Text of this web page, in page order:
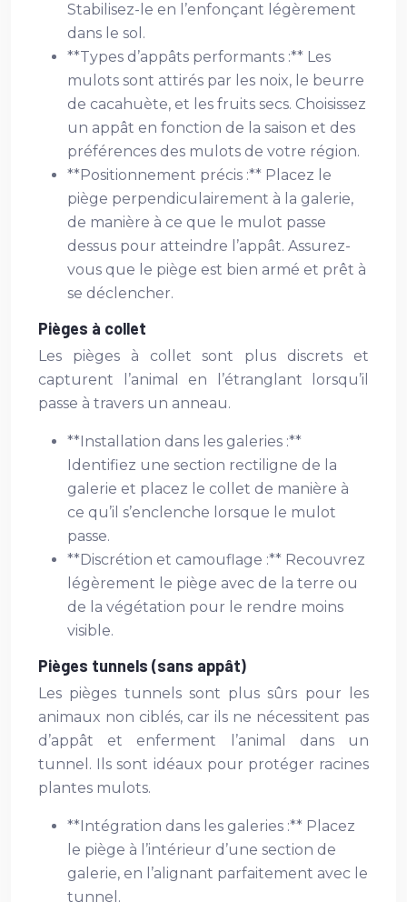
Stabilisez-le en l’enfonçant légèrement
dans le sol.
**Types d’appâts performants :** Les
mulots sont attirés par les noix, le beurre
de cacahuète, et les fruits secs. Choisissez
un appât en fonction de la saison et des
préférences des mulots de votre région.
**Positionnement précis :** Placez le
piège perpendiculairement à la galerie,
de manière à ce que le mulot passe
dessus pour atteindre l’appât. Assurez-
vous que le piège est bien armé et prêt à
se déclencher.
Pièges à collet
Les pièges à collet sont plus discrets et
capturent l’animal en l’étranglant lorsqu’il
passe à travers un anneau.
**Installation dans les galeries :**
Identifiez une section rectiligne de la
galerie et placez le collet de manière à
ce qu’il s’enclenche lorsque le mulot
passe.
**Discrétion et camouflage :** Recouvrez
légèrement le piège avec de la terre ou
de la végétation pour le rendre moins
visible.
Pièges tunnels (sans appât)
Les pièges tunnels sont plus sûrs pour les
animaux non ciblés, car ils ne nécessitent pas
d’appât et enferment l’animal dans un
tunnel. Ils sont idéaux pour protéger racines
plantes mulots.
**Intégration dans les galeries :** Placez
le piège à l’intérieur d’une section de
galerie, en l’alignant parfaitement avec le
tunnel.